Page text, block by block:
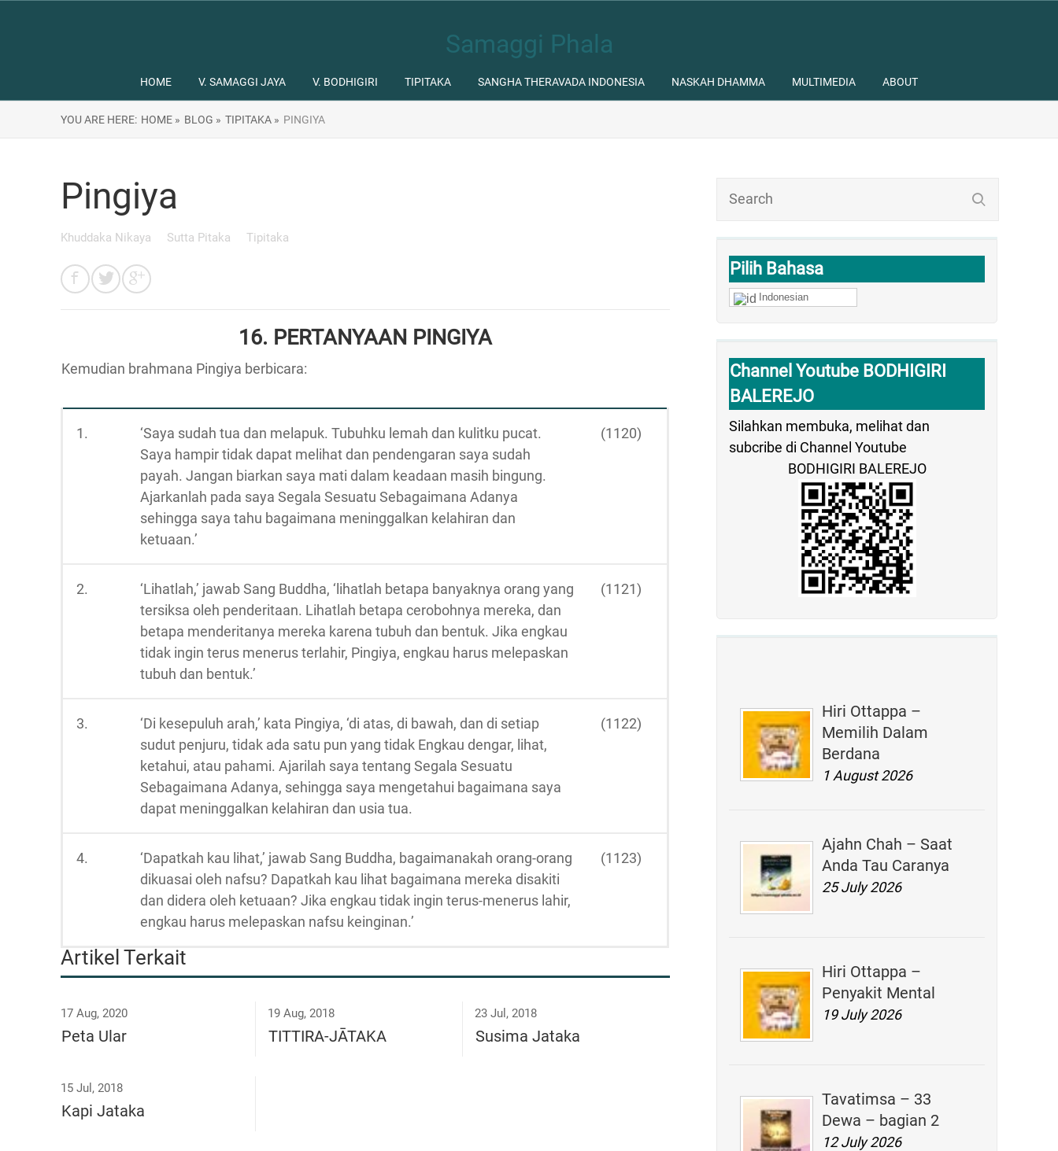
Samaggi Phala
HOME V. SAMAGGI JAYA V. BODHIGIRI TIPITAKA SANGHA THERAVADA INDONESIA NASKAH DHAMMA MULTIMEDIA ABOUT
YOU ARE HERE: HOME » BLOG » TIPITAKA » PINGIYA
Pilih Bahasa
Indonesian
Channel Youtube BODHIGIRI
BALEREJO
Silahkan membuka, melihat dan
subcribe di Channel Youtube
BODHIGIRI BALEREJO
Hiri Ottappa –
Memilih Dalam
Berdana
1 August 2026
Ajahn Chah – Saat
Anda Tau Caranya
25 July 2026
Hiri Ottappa –
Penyakit Mental
19 July 2026
Tavatimsa – 33
Dewa – bagian 2
12 July 2026
Pingiya
Khuddaka Nikaya Sutta Pitaka Tipitaka
16. PERTANYAAN PINGIYA
Kemudian brahmana Pingiya berbicara:
1.
‘Saya sudah tua dan melapuk. Tubuhku lemah dan kulitku pucat.
Saya hampir tidak dapat melihat dan pendengaran saya sudah
payah. Jangan biarkan saya mati dalam keadaan masih bingung.
Ajarkanlah pada saya Segala Sesuatu Sebagaimana Adanya
sehingga saya tahu bagaimana meninggalkan kelahiran dan
ketuaan.’
(1120)
2.
‘Lihatlah,’ jawab Sang Buddha, ‘lihatlah betapa banyaknya orang yang
tersiksa oleh penderitaan. Lihatlah betapa cerobohnya mereka, dan
betapa menderitanya mereka karena tubuh dan bentuk. Jika engkau
tidak ingin terus menerus terlahir, Pingiya, engkau harus melepaskan
tubuh dan bentuk.’
(1121)
3.
‘Di kesepuluh arah,’ kata Pingiya, ‘di atas, di bawah, dan di setiap
sudut penjuru, tidak ada satu pun yang tidak Engkau dengar, lihat,
ketahui, atau pahami. Ajarilah saya tentang Segala Sesuatu
Sebagaimana Adanya, sehingga saya mengetahui bagaimana saya
dapat meninggalkan kelahiran dan usia tua.
(1122)
4.
‘Dapatkah kau lihat,’ jawab Sang Buddha, bagaimanakah orang-orang
dikuasai oleh nafsu? Dapatkah kau lihat bagaimana mereka disakiti
dan didera oleh ketuaan? Jika engkau tidak ingin terus-menerus lahir,
engkau harus melepaskan nafsu keinginan.’
(1123)
Artikel Terkait
17 Aug, 2020
Peta Ular
19 Aug, 2018
TITTIRA-JĀTAKA
23 Jul, 2018
Susima Jataka
15 Jul, 2018
Kapi Jataka